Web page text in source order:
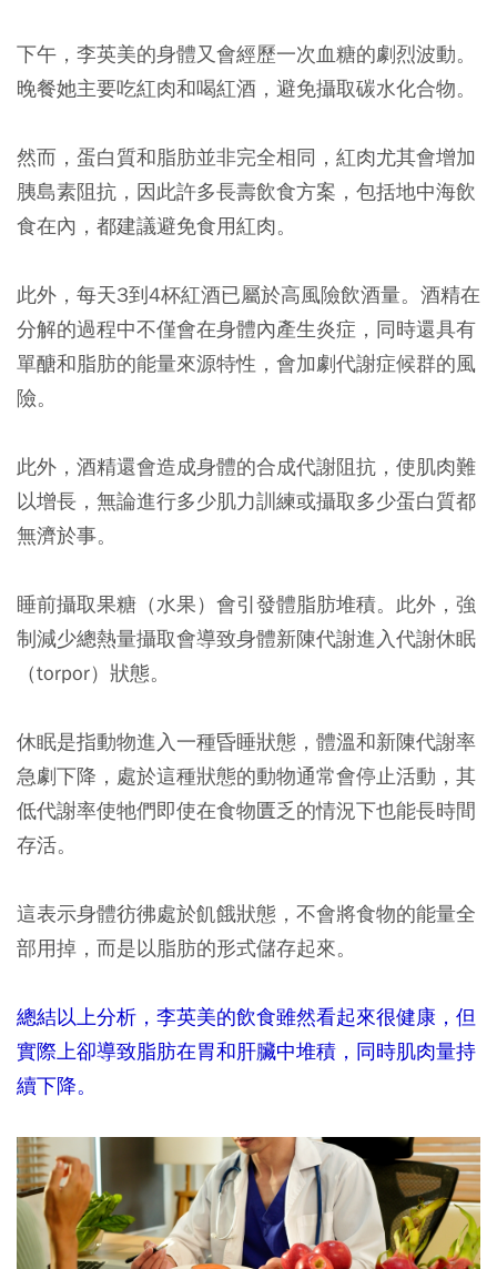
下午，李英美的身體又會經歷一次血糖的劇烈波動。
晚餐她主要吃紅肉和喝紅酒，避免攝取碳水化合物。
然而，蛋白質和脂肪並非完全相同，紅肉尤其會增加
胰島素阻抗，因此許多長壽飲食方案，包括地中海飲
食在內，都建議避免食用紅肉。
此外，每天3到4杯紅酒已屬於高風險飲酒量。酒精在
分解的過程中不僅會在身體內產生炎症，同時還具有
單醣和脂肪的能量來源特性，會加劇代謝症候群的風
險。
此外，酒精還會造成身體的合成代謝阻抗，使肌肉難
以增長，無論進行多少肌力訓練或攝取多少蛋白質都
無濟於事。
睡前攝取果糖（水果）會引發體脂肪堆積。此外，強
制減少總熱量攝取會導致身體新陳代謝進入代謝休眠
（torpor）狀態。
休眠是指動物進入一種昏睡狀態，體溫和新陳代謝率
急劇下降，處於這種狀態的動物通常會停止活動，其
低代謝率使牠們即使在食物匱乏的情況下也能長時間
存活。
這表示身體彷彿處於飢餓狀態，不會將食物的能量全
部用掉，而是以脂肪的形式儲存起來。
總結以上分析，李英美的飲食雖然看起來很健康，但
實際上卻導致脂肪在胃和肝臟中堆積，同時肌肉量持
續下降。